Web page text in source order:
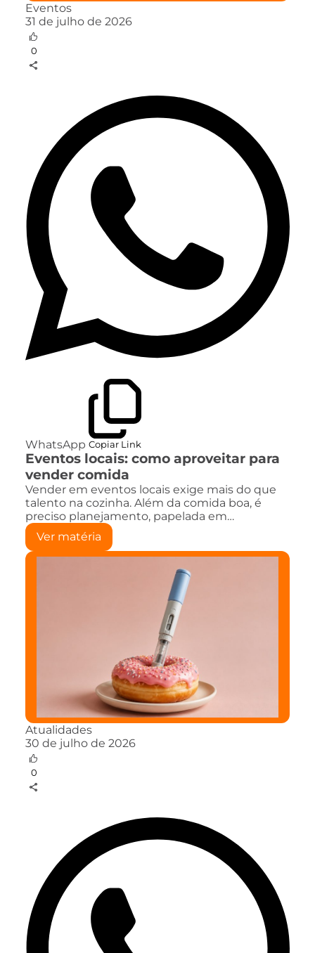
Eventos
31 de julho de 2026
0
WhatsApp Copiar Link
Eventos locais: como aproveitar para
vender comida
Vender em eventos locais exige mais do que
talento na cozinha. Além da comida boa, é
preciso planejamento, papelada em…
Ver matéria
Atualidades
30 de julho de 2026
0